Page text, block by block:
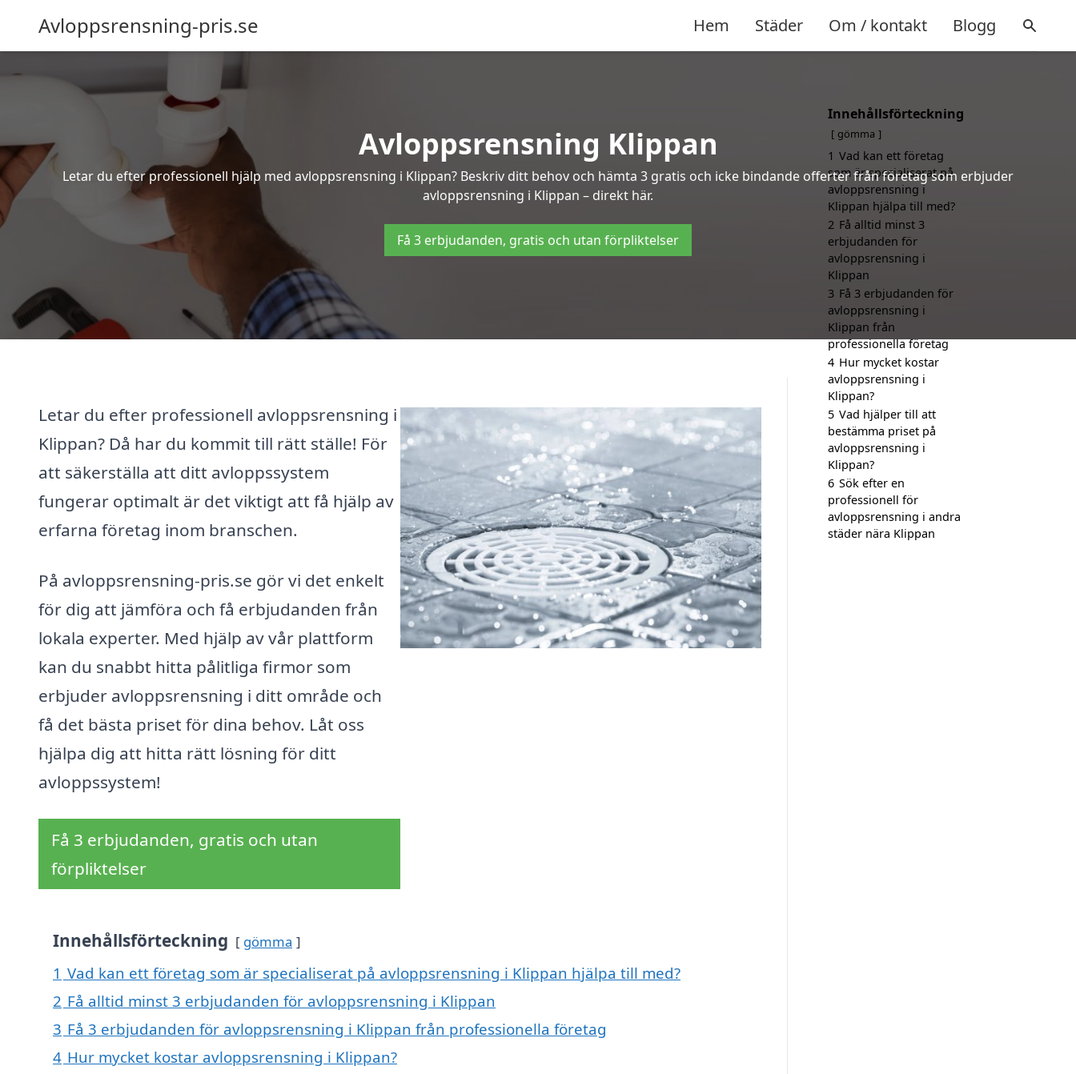
Avloppsrensning-pris.se Hem Städer Om / kontakt Blogg
Avloppsrensning Klippan
Letar du efter professionell hjälp med avloppsrensning i Klippan? Beskriv ditt behov och hämta 3 gratis och icke bindande offerter från företag som erbjuder
avloppsrensning i Klippan – direkt här.
Få 3 erbjudanden, gratis och utan förpliktelser
Letar du efter professionell avloppsrensning i
Klippan? Då har du kommit till rätt ställe! För
att säkerställa att ditt avloppssystem
fungerar optimalt är det viktigt att få hjälp av
erfarna företag inom branschen.
På avloppsrensning-pris.se gör vi det enkelt
för dig att jämföra och få erbjudanden från
lokala experter. Med hjälp av vår plattform
kan du snabbt hitta pålitliga firmor som
erbjuder avloppsrensning i ditt område och
få det bästa priset för dina behov. Låt oss
hjälpa dig att hitta rätt lösning för ditt
avloppssystem!
Få 3 erbjudanden, gratis och utan
förpliktelser
Innehållsförteckning gömma
1 Vad kan ett företag som är specialiserat på avloppsrensning i Klippan hjälpa till med?
2 Få alltid minst 3 erbjudanden för avloppsrensning i Klippan
3 Få 3 erbjudanden för avloppsrensning i Klippan från professionella företag
4 Hur mycket kostar avloppsrensning i Klippan?
Innehållsförteckning
gömma
1 Vad kan ett företag
som är specialiserat på
avloppsrensning i
Klippan hjälpa till med?
2 Få alltid minst 3
erbjudanden för
avloppsrensning i
Klippan
3 Få 3 erbjudanden för
avloppsrensning i
Klippan från
professionella företag
4 Hur mycket kostar
avloppsrensning i
Klippan?
5 Vad hjälper till att
bestämma priset på
avloppsrensning i
Klippan?
6 Sök efter en
professionell för
avloppsrensning i andra
städer nära Klippan